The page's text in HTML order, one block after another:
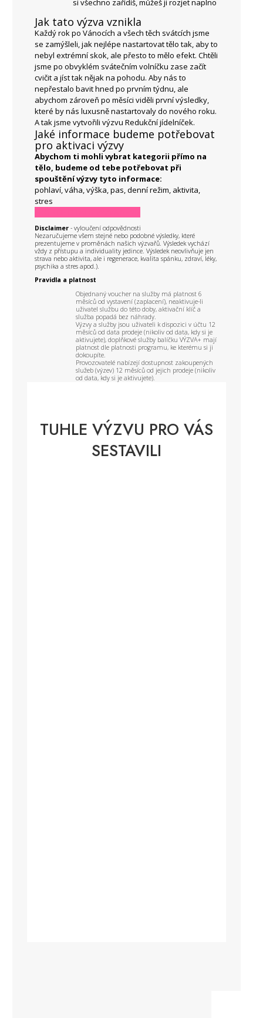
si všechno zařídíš, můžeš ji rozjet naplno
Jak tato výzva vznikla
Každý rok po Vánocích a všech těch svátcích jsme
se zamýšleli, jak nejlépe nastartovat tělo tak, aby to
nebyl extrémní skok, ale přesto to mělo efekt. Chtěli
jsme po obvyklém svátečním volníčku zase začít
cvičit a jíst tak nějak na pohodu. Aby nás to
nepřestalo bavit hned po prvním týdnu, ale
abychom zároveň po měsíci viděli první výsledky,
které by nás luxusně nastartovaly do nového roku.
A tak jsme vytvořili výzvu Redukční jídelníček.
Jaké informace budeme potřebovat
pro aktivaci výzvy
Abychom ti mohli vybrat kategorii přímo na
tělo, budeme od tebe potřebovat při
spouštění výzvy tyto informace:
pohlaví, váha, výška, pas, denní režim, aktivita,
stres
Disclaimer - vyloučení odpovědnosti
Nezaručujeme všem stejné nebo podobné výsledky, které
prezentujeme v proměnách našich výzvařů. Výsledek vychází
vždy z přístupu a individuality jedince. Výsledek neovlivňuje jen
strava nebo aktivita, ale i regenerace, kvalita spánku, zdraví, léky,
psychika a stres apod.).
Pravidla a platnost
Objednaný voucher na služby má platnost 6
měsíců od vystavení (zaplacení), neaktivuje-li
uživatel službu do této doby, aktivační klíč a
služba popadá bez náhrady.
Výzvy a služby jsou uživateli k dispozici v účtu 12
měsíců od data prodeje (nikoliv od data, kdy si je
aktivujete), doplňkové služby balíčku VÝZVA+ mají
platnost dle platnosti programu, ke kterému si ji
dokoupíte.
Provozovatelé nabízejí dostupnost zakoupených
služeb (výzev) 12 měsíců od jejich prodeje (nikoliv
od data, kdy si je aktivujete).
TUHLE VÝZVU PRO VÁS
SESTAVILI